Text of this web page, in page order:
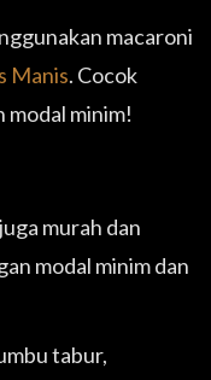
macaroni
Manis. Cocok
modal minim!
murah dan
modal minim dan
tabur,